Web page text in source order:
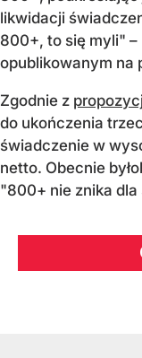
likwidacji
800+, to się myli" –
opublikowanym na
Zgodnie z
do ukończenia
świadczenie w
netto. Obecnie
"800+ nie znika